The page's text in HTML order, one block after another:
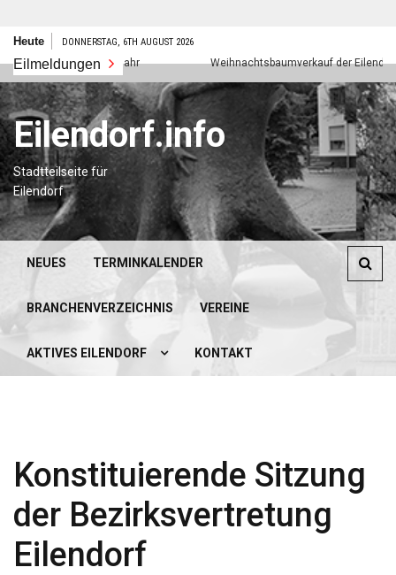
Zum
springen
Heute DONNERSTAG, 6TH AUGUST 2026
Eilmeldungen
Frohes neues Jahr Weihnachtsbaumverkauf der Eilendorfer
Eilendorf.info
Stadtteilseite für
Eilendorf
NEUES TERMINKALENDER
BRANCHENVERZEICHNIS VEREINE
AKTIVES EILENDORF KONTAKT
Konstituierende Sitzung
der Bezirksvertretung
Eilendorf